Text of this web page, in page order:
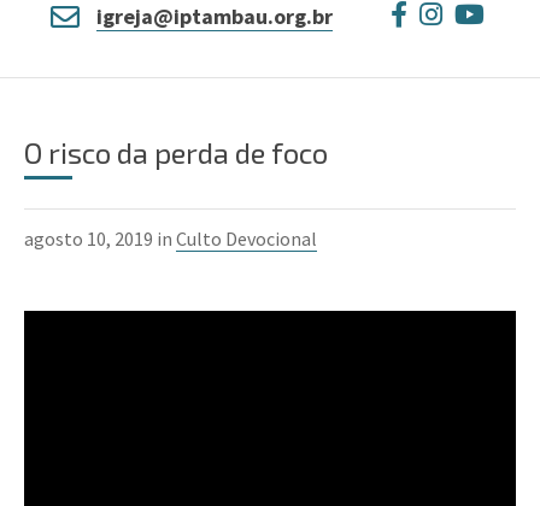
igreja@iptambau.org.br
O risco da perda de foco
agosto 10, 2019 in Culto Devocional